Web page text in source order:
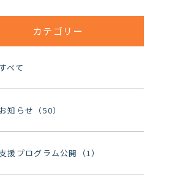
カテゴリー
すべて
お知らせ（50）
支援プログラム公開（1）